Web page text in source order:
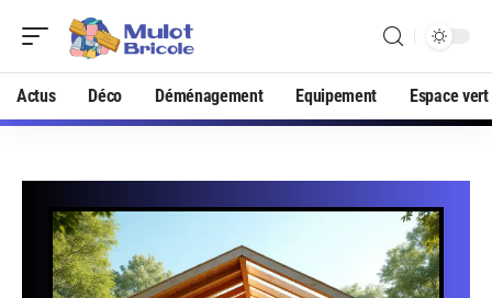
Actus Déco Déménagement Equipement Espace vert